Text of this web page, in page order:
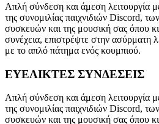
Απλή σύνδεση και άμεση λειτουργία
της συνομιλίας παιχνιδιών Discord,
συσκευών και της μουσική σας όπου
συνέχεια, επιστρέψτε στην ασύρματη
με το απλό πάτημα ενός κουμπιού.
ΕΥΕΛΙΚΤΕΣ ΣΥΝΔΕΣΕΙΣ
Απλή σύνδεση και άμεση λειτουργία
της συνομιλίας παιχνιδιών Discord,
συσκευών και της μουσική σας όπου